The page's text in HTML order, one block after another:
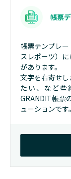
帳票
帳票テンプレ
スレポーツ）
があります。
文字を右寄せ
たい、など些
GRANDIT帳票
ューションです。